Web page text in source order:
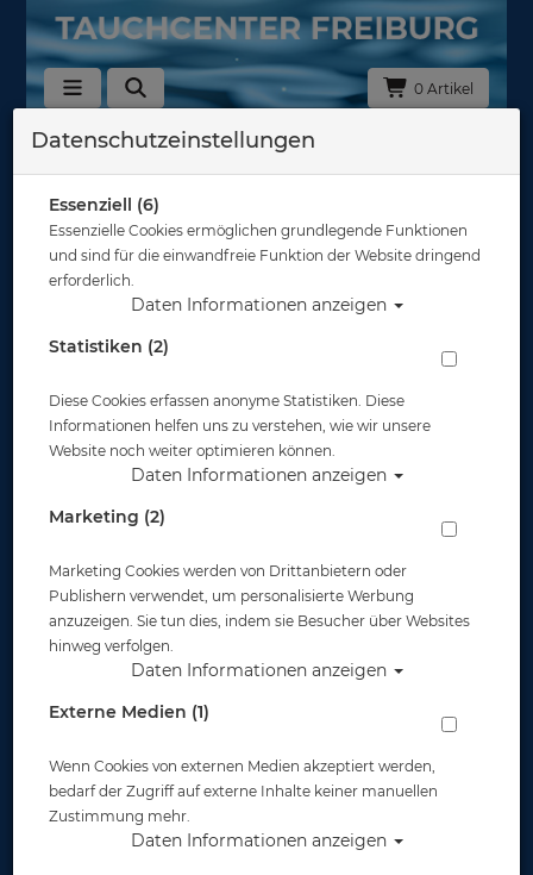
0 Artikel
Zurück
MES 11,1 L Aluflasche weiß 207 bar mit
Datenschutzeinstellungen
Essenziell (6)
Essenzielle Cookies ermöglichen grundlegende Funktionen
und sind für die einwandfreie Funktion der Website dringend
erforderlich.
Daten Informationen anzeigen
Statistiken (2)
Diese Cookies erfassen anonyme Statistiken. Diese
Informationen helfen uns zu verstehen, wie wir unsere
Website noch weiter optimieren können.
Daten Informationen anzeigen
Marketing (2)
Marketing Cookies werden von Drittanbietern oder
Publishern verwendet, um personalisierte Werbung
anzuzeigen. Sie tun dies, indem sie Besucher über Websites
hinweg verfolgen.
Daten Informationen anzeigen
Externe Medien (1)
Wenn Cookies von externen Medien akzeptiert werden,
bedarf der Zugriff auf externe Inhalte keiner manuellen
Zustimmung mehr.
Daten Informationen anzeigen